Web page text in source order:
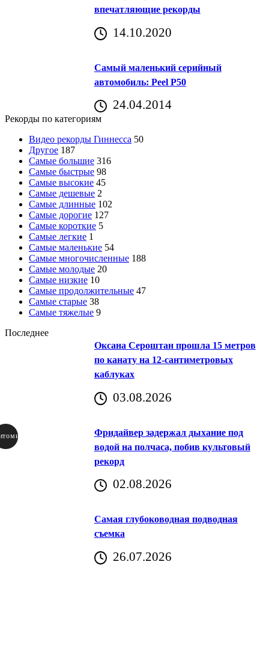
впечатляющие рекорды
14.10.2020
Самый маленький серийный
автомобиль: Peel P50
24.04.2014
Рекорды по категориям
Видео рекорды Гиннесса 50
Другое 187
Самые большие 316
Самые быстрые 98
Самые высокие 45
Самые дешевые 2
Самые длинные 102
Самые дорогие 127
Самые короткие 5
Самые легкие 1
Самые маленькие 54
Самые многочисленные 188
Самые молодые 20
Самые низкие 10
Самые продолжительные 47
Самые старые 38
Самые тяжелые 9
Последнее
Оксана Сероштан прошла 15 метров
по канату на 12-сантиметровых
каблуках
03.08.2026
Фридайвер задержал дыхание под
водой на полчаса, побив культовый
рекорд
02.08.2026
Самая глубоководная подводная
съемка
26.07.2026